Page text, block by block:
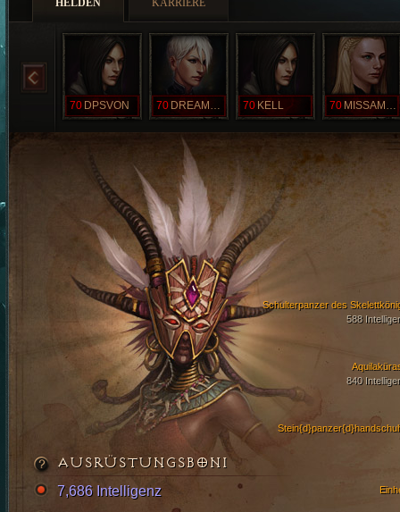
HELDEN KARRIERE
70 DPSVON 70 DREAMWOL 70 KELL 70 MISSAMERICA
840
Schulterpanzer des
588
AUSRÜSTUNGSBONI
7,686 Intelligenz